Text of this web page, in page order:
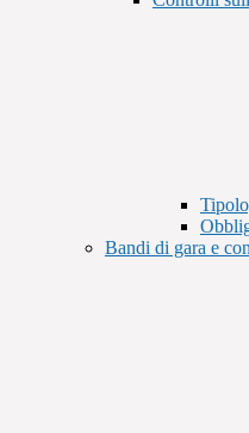
Bandi di gara e